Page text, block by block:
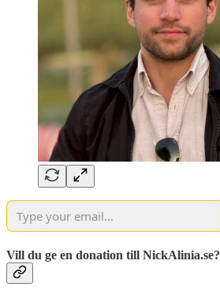
Vill du ge en donation till NickAlinia.se?